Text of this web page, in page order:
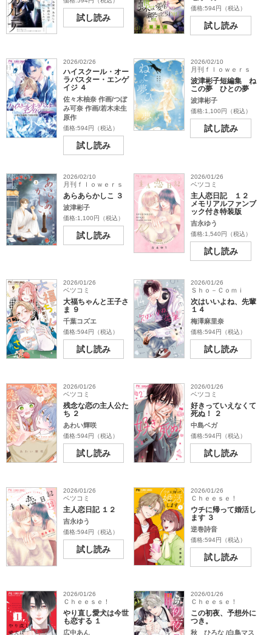
試し読み
価格:594円（税込）
試し読み
2026/02/26
ハイスクール・オー
ラバスター・エンゲ
イジ ４
佐々木柚奈 作画/つぼ
み可奈 作画/若木未生
原作
価格:594円（税込）
試し読み
2026/02/10
月刊ｆｌｏｗｅｒｓ
波津彬子短編集 ね
この夢 ひとの夢
波津彬子
価格:1,100円（税込）
試し読み
2026/02/10
月刊ｆｌｏｗｅｒｓ
あらあらかしこ ３
波津彬子
価格:1,100円（税込）
試し読み
2026/01/26
ベツコミ
主人恋日記 １２
メモリアルファンブ
ック付き特装版
吉永ゆう
価格:1,540円（税込）
試し読み
2026/01/26
ベツコミ
大福ちゃんと王子さ
ま ９
千葉コズエ
価格:594円（税込）
試し読み
2026/01/26
Ｓｈｏ－Ｃｏｍｉ
次はいいよね、先輩
１４
梅澤麻里奈
価格:594円（税込）
試し読み
2026/01/26
ベツコミ
残念な恋の主人公た
ち ２
あわい輝咲
価格:594円（税込）
試し読み
2026/01/26
ベツコミ
好きっていえなくて
死ぬ！ ２
中島ベガ
価格:594円（税込）
試し読み
2026/01/26
ベツコミ
主人恋日記 １２
吉永ゆう
価格:594円（税込）
試し読み
2026/01/26
Ｃｈｅｅｓｅ！
ウチに帰って婚活し
ます ３
逆巻詩音
価格:594円（税込）
試し読み
2026/01/26
Ｃｈｅｅｓｅ！
やり直し愛犬は今世
も恋する １
広中あん
2026/01/26
Ｃｈｅｅｓｅ！
この初夜、予想外に
つき。
秋 ひろな /白鳥マス